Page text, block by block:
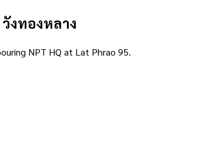
วังทองหลาง
NPT HQ at Lat Phrao 95.